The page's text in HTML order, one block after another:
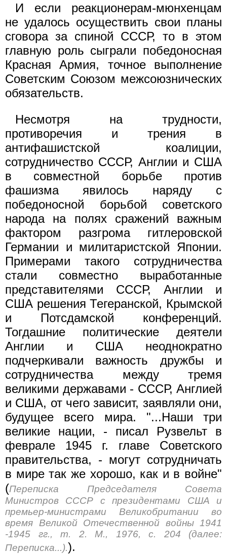
И если реакционерам-мюнхенцам
не удалось осуществить свои планы
сговора за спиной СССР, то в этом
главную роль сыграли победоносная
Красная Армия, точное выполнение
Советским Союзом межсоюзнических
обязательств.
Несмотря на трудности,
противоречия и трения в
антифашистской коалиции,
сотрудничество СССР, Англии и США
в совместной борьбе против
фашизма явилось наряду с
победоносной борьбой советского
народа на полях сражений важным
фактором разгрома гитлеровской
Германии и милитаристской Японии.
Примерами такого сотрудничества
стали совместно выработанные
представителями СССР, Англии и
США решения Тегеранской, Крымской
и Потсдамской конференций.
Тогдашние политические деятели
Англии и США неоднократно
подчеркивали важность дружбы и
сотрудничества между тремя
великими державами - СССР, Англией
и США, от чего зависит, заявляли они,
будущее всего мира. "...Наши три
великие нации, - писал Рузвельт в
феврале 1945 г. главе Советского
правительства, - могут сотрудничать
в мире так же хорошо, как и в войне"
(Переписка Председателя Совета
Министров СССР с президентами США и
премьер-министрами Великобритании во
время Великой Отечественной войны 1941
-1945 гг., т. 2. М., 1976, с. 204 (далее:
Переписка...).).